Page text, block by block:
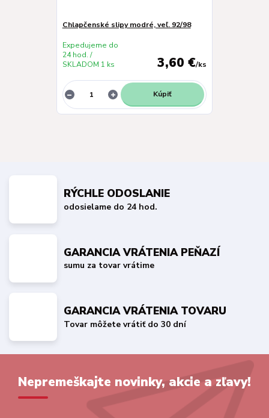
Chlapčenské slipy modré, veľ. 92/98
3,60 €/ks
Expedujeme do
24 hod. /
SKLADOM 1 ks
Kúpiť
RÝCHLE ODOSLANIE
odosielame do 24 hod.
GARANCIA VRÁTENIA PEŇAZÍ
sumu za tovar vrátime
GARANCIA VRÁTENIA TOVARU
Tovar môžete vrátiť do 30 dní
Nepremeškajte novinky, akcie a zľavy!